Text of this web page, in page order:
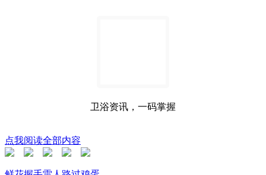
卫浴资讯，一码掌握
点我阅读全部内容